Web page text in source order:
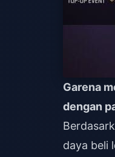
Garena
dengan
daya beli